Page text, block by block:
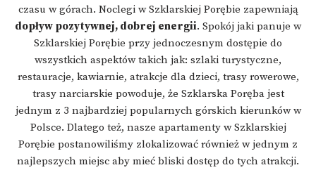
czasu w górach. Noclegi w Szklarskiej Porębie zapewniają
dopływ pozytywnej, dobrej energii. Spokój jaki panuje w
Szklarskiej Porębie przy jednoczesnym dostępie do
wszystkich aspektów takich jak: szlaki turystyczne,
restauracje, kawiarnie, atrakcje dla dzieci, trasy rowerowe,
trasy narciarskie powoduje, że Szklarska Poręba jest
jednym z 3 najbardziej popularnych górskich kierunków w
Polsce. Dlatego też, nasze apartamenty w Szklarskiej
Porębie postanowiliśmy zlokalizować również w jednym z
najlepszych miejsc aby mieć bliski dostęp do tych atrakcji.